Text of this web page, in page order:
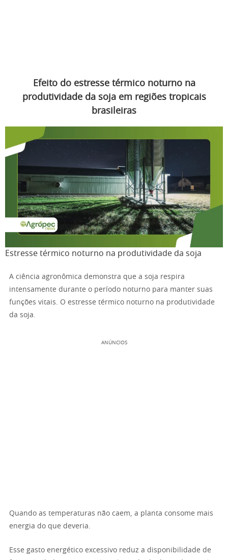
Efeito do estresse térmico noturno na
produtividade da soja em regiões tropicais
brasileiras
Estresse térmico noturno na produtividade da soja
A ciência agronômica demonstra que a soja respira
intensamente durante o período noturno para manter suas
funções vitais. O estresse térmico noturno na produtividade
da soja.
ANÚNCIOS
Quando as temperaturas não caem, a planta consome mais
energia do que deveria.
Esse gasto energético excessivo reduz a disponibilidade de